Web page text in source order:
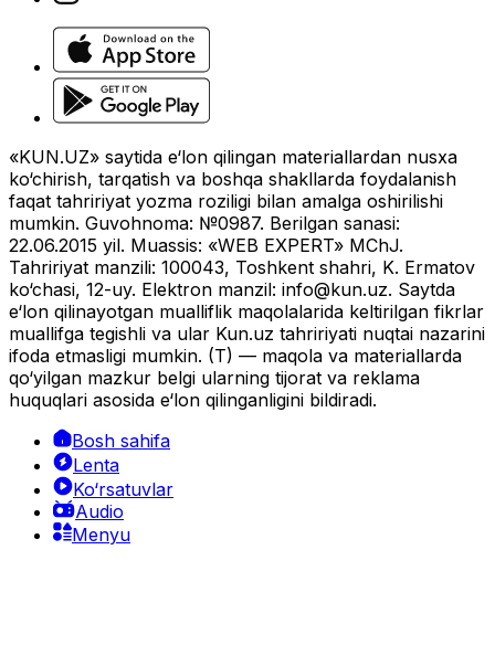
«KUN.UZ» saytida e‘lon qilingan materiallardan nusxa
ko‘chirish, tarqatish va boshqa shakllarda foydalanish
faqat tahririyat yozma roziligi bilan amalga oshirilishi
mumkin. Guvohnoma: №0987. Berilgan sanasi:
22.06.2015 yil. Muassis: «WEB EXPERT» MChJ.
Tahririyat manzili: 100043, Toshkent shahri, K. Ermatov
ko‘chasi, 12-uy. Elektron manzil: info@kun.uz. Saytda
e‘lon qilinayotgan mualliflik maqolalarida keltirilgan fikrlar
muallifga tegishli va ular Kun.uz tahririyati nuqtai nazarini
ifoda etmasligi mumkin. (T) — maqola va materiallarda
qo‘yilgan mazkur belgi ularning tijorat va reklama
huquqlari asosida e‘lon qilinganligini bildiradi.
Bosh sahifa
Lenta
Ko‘rsatuvlar
Audio
Menyu